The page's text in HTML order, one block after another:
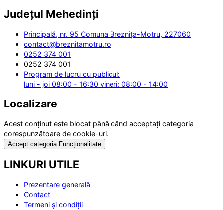
Județul Mehedinți
Principală, nr. 95 Comuna Breznița-Motru, 227060
contact@breznitamotru.ro
0252 374 001
0252 374 001
Program de lucru cu publicul:
luni - joi 08:00 - 16:30 vineri: 08:00 - 14:00
Localizare
Acest conținut este blocat până când acceptați categoria
corespunzătoare de cookie-uri.
Accept categoria Funcționalitate
LINKURI UTILE
Prezentare generală
Contact
Termeni și condiții